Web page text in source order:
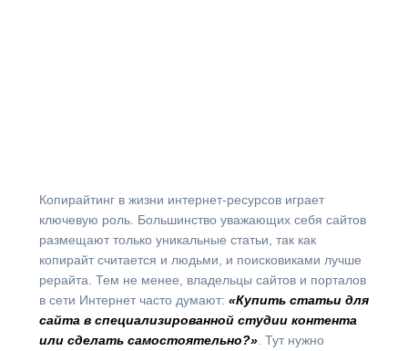
⁠Копирайтинг в жизни интернет-ресурсов играет
ключевую роль. Большинство уважающих себя сайтов
размещают только уникальные статьи, так как
копирайт считается и людьми, и поисковиками лучше
рерайта. Тем не менее, владельцы сайтов и порталов
в сети Интернет часто думают: «Купить статьи для
сайта в специализированной студии контента
или сделать самостоятельно?» . Тут нужно